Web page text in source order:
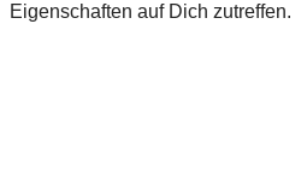
Eigenschaften auf Dich zutreffen.